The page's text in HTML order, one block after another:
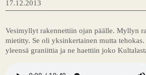
17.12.2013
Vesimyllyt rakennettiin ojan päälle. Myllyn
mietitty. Se oli yksinkertainen mutta
yleensä graniittia ja ne haettiin joko